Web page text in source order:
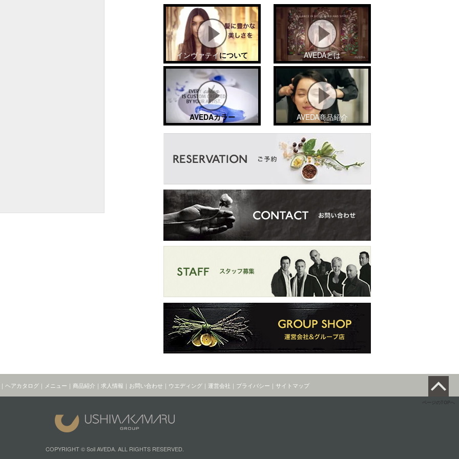
インヴァテイについて AVEDAとは
AVEDAカラー AVEDA商品紹介
｜ ヘアカタログ｜ メニュー ｜ 商品紹介 ｜ 求人情報 ｜ お問い合わせ｜ ウエディング｜ 運営会社 ｜ プライバシー ｜ サイトマップ
COPYRIGHT © Soil AVEDA. ALL RIGHTS RESERVED.